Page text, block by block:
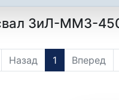
ЗиЛ-ММЗ-
Назад 1 Вперед